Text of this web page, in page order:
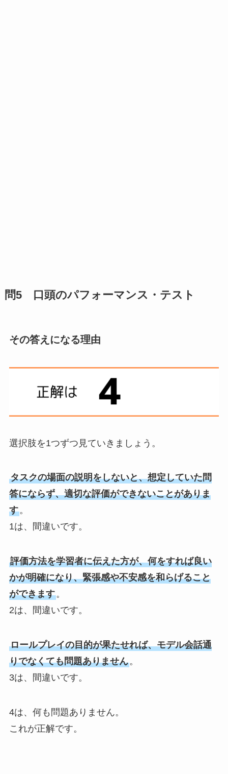
問5 口頭のパフォーマンス・テスト
その答えになる理由
選択肢を1つずつ見ていきましょう。
タスクの場面の説明をしないと、想定していた問
答にならず、適切な評価ができないことがありま
す。
1は、間違いです。
評価方法を学習者に伝えた方が、何をすれば良い
かが明確になり、緊張感や不安感を和らげること
ができます。
2は、間違いです。
ロールプレイの目的が果たせれば、モデル会話通
りでなくても問題ありません。
3は、間違いです。
4は、何も問題ありません。
これが正解です。